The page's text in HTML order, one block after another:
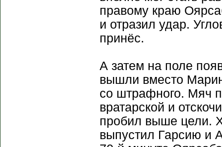
правому краю
и отразил удар.
принёс.
А затем на поле
вышли вместо
со штрафного. Мяч
вратарской и
пробил выше цели.
выпустил Гарсию и